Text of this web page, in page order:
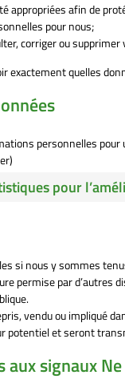
appropriées afin de
pour nous;
corriger ou
exactement quelles
personnelles
pour
si nous y sommes
permise par
vendu ou impliqué
potentiel et seront
signaux